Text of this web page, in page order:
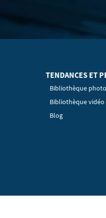
TENDANCES ET
Bibliothèque
Bibliothèque vidéo
Blog